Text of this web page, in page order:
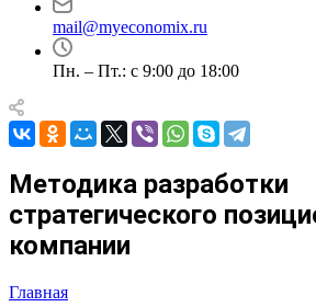
mail@myeconomix.ru
Пн. – Пт.: с 9:00 до 18:00
Методика разработки
стратегического
компании
Главная